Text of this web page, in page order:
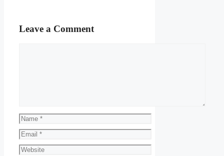
Leave a Comment
Name
Email
Website